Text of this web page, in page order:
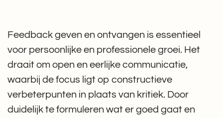
Feedback geven en ontvangen is essentieel
voor persoonlijke en professionele groei. Het
draait om open en eerlijke communicatie,
waarbij de focus ligt op constructieve
verbeterpunten in plaats van kritiek. Door
duidelijk te formuleren wat er goed gaat en